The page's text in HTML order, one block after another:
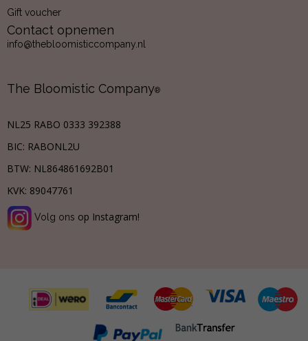
Gift voucher
Contact opnemen
info@thebloomisticcompany.nl
The Bloomistic Company®
NL25 RABO 0333 392388
BIC: RABONL2U
BTW: NL864861692B01
KVK: 89047761
Volg ons op Instagram!